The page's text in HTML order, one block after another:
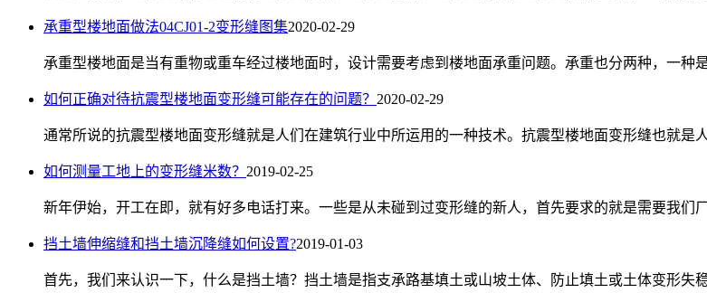
承重型楼地面做法04CJ01-2变形缝图集2020-02-29
承重型楼地面是当有重物或重车经过楼地面时，设计需要考虑到楼地面承重问题。承重也分两种，一种
如何正确对待抗震型楼地面变形缝可能存在的问题？ 2020-02-29
通常所说的抗震型楼地面变形缝就是人们在建筑行业中所运用的一种技术。抗震型楼地面变形缝也就是
如何测量工地上的变形缝米数？ 2019-02-25
新年伊始，开工在即，就有好多电话打来。一些是从未碰到过变形缝的新人，首先要求的就是需要我们
挡土墙伸缩缝和挡土墙沉降缝如何设置?2019-01-03
首先，我们来认识一下，什么是挡土墙？挡土墙是指支承路基填土或山坡土体、防止填土或土体变形失